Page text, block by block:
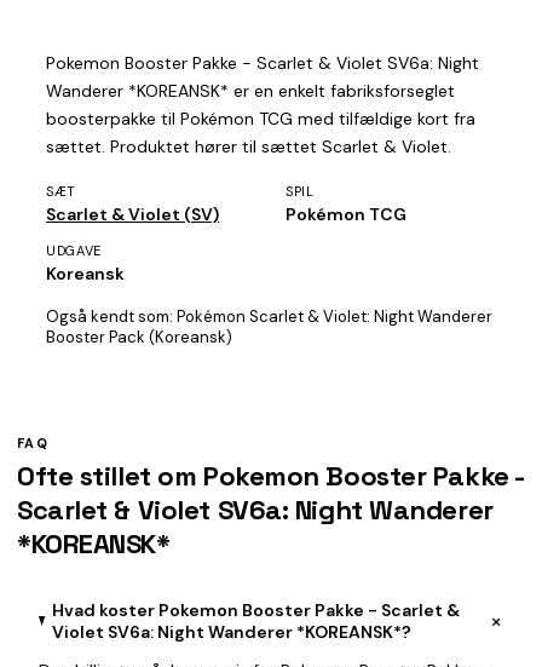
Pokemon Booster Pakke - Scarlet & Violet SV6a: Night
Wanderer *KOREANSK* er en enkelt fabriksforseglet
boosterpakke til Pokémon TCG med tilfældige kort fra
sættet. Produktet hører til sættet Scarlet & Violet.
SÆT
Scarlet & Violet (SV)
SPIL
Pokémon TCG
UDGAVE
Koreansk
Også kendt som: Pokémon Scarlet & Violet: Night Wanderer
Booster Pack (Koreansk)
FAQ
Ofte stillet om Pokemon Booster Pakke -
Scarlet & Violet SV6a: Night Wanderer
*KOREANSK*
Hvad koster Pokemon Booster Pakke - Scarlet &
Violet SV6a: Night Wanderer *KOREANSK*?
+